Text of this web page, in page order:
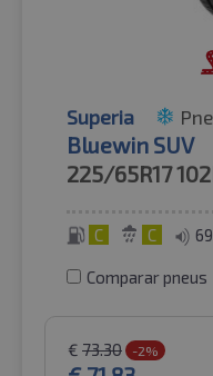
Superia
Bluewin SUV
225/65R17
C C
Comparar pneus
€ 73.30 -2%